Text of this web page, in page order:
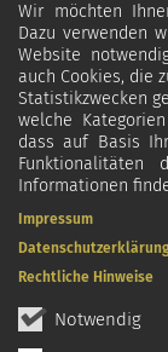
Wir möchten
Dazu verwenden
Website
auch Cookies, die
Statistikzwecken
welche
dass auf Basis
Funktionalitäten
Informationen
Notwendig
Impressum
Rechtliche Hinweise